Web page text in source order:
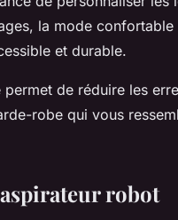
la mode confortable
et durable.
de réduire les
robe qui vous
robot